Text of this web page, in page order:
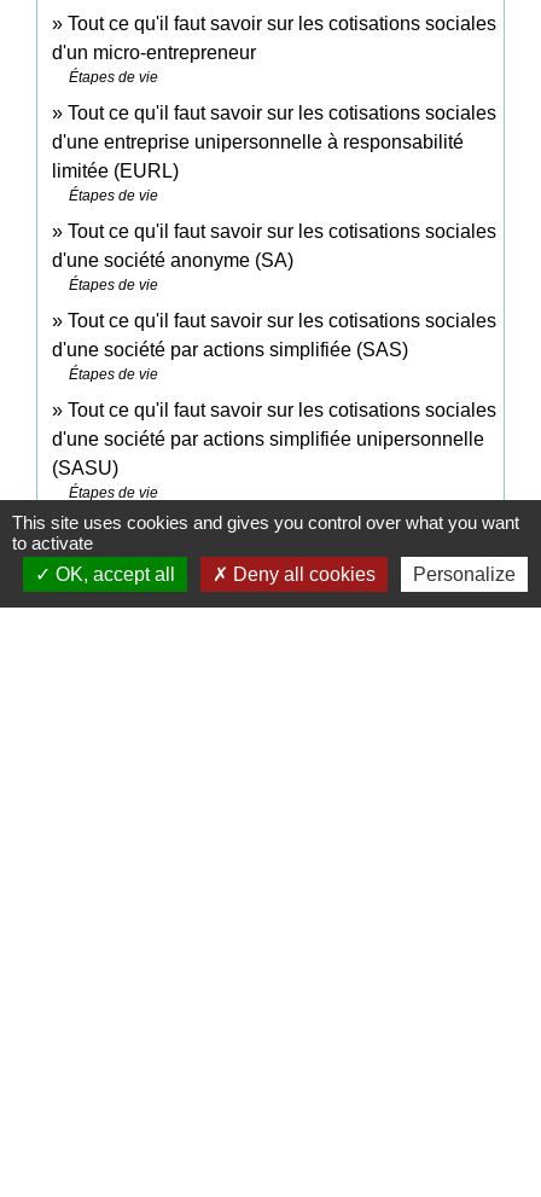
Tout ce qu'il faut savoir sur les cotisations sociales
d'un micro-entrepreneur
Étapes de vie
Tout ce qu'il faut savoir sur les cotisations sociales
d'une entreprise unipersonnelle à responsabilité
limitée (EURL)
Étapes de vie
Tout ce qu'il faut savoir sur les cotisations sociales
d'une société anonyme (SA)
Étapes de vie
Tout ce qu'il faut savoir sur les cotisations sociales
d'une société par actions simplifiée (SAS)
Étapes de vie
Tout ce qu'il faut savoir sur les cotisations sociales
d'une société par actions simplifiée unipersonnelle
(SASU)
Étapes de vie
Tout ce qu'il faut savoir sur les cotisations sociales
d'une société à responsabilité limitée (SARL)
Étapes de vie
This site uses cookies and gives you control over what you want
to activate
OK, accept all
Deny all cookies Personalize